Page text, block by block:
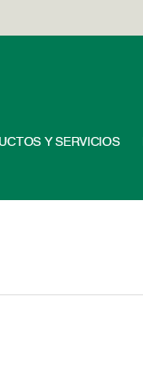
Y SERVICIOS